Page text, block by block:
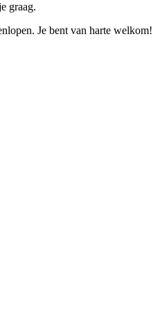
graag.
Je bent van harte welkom!